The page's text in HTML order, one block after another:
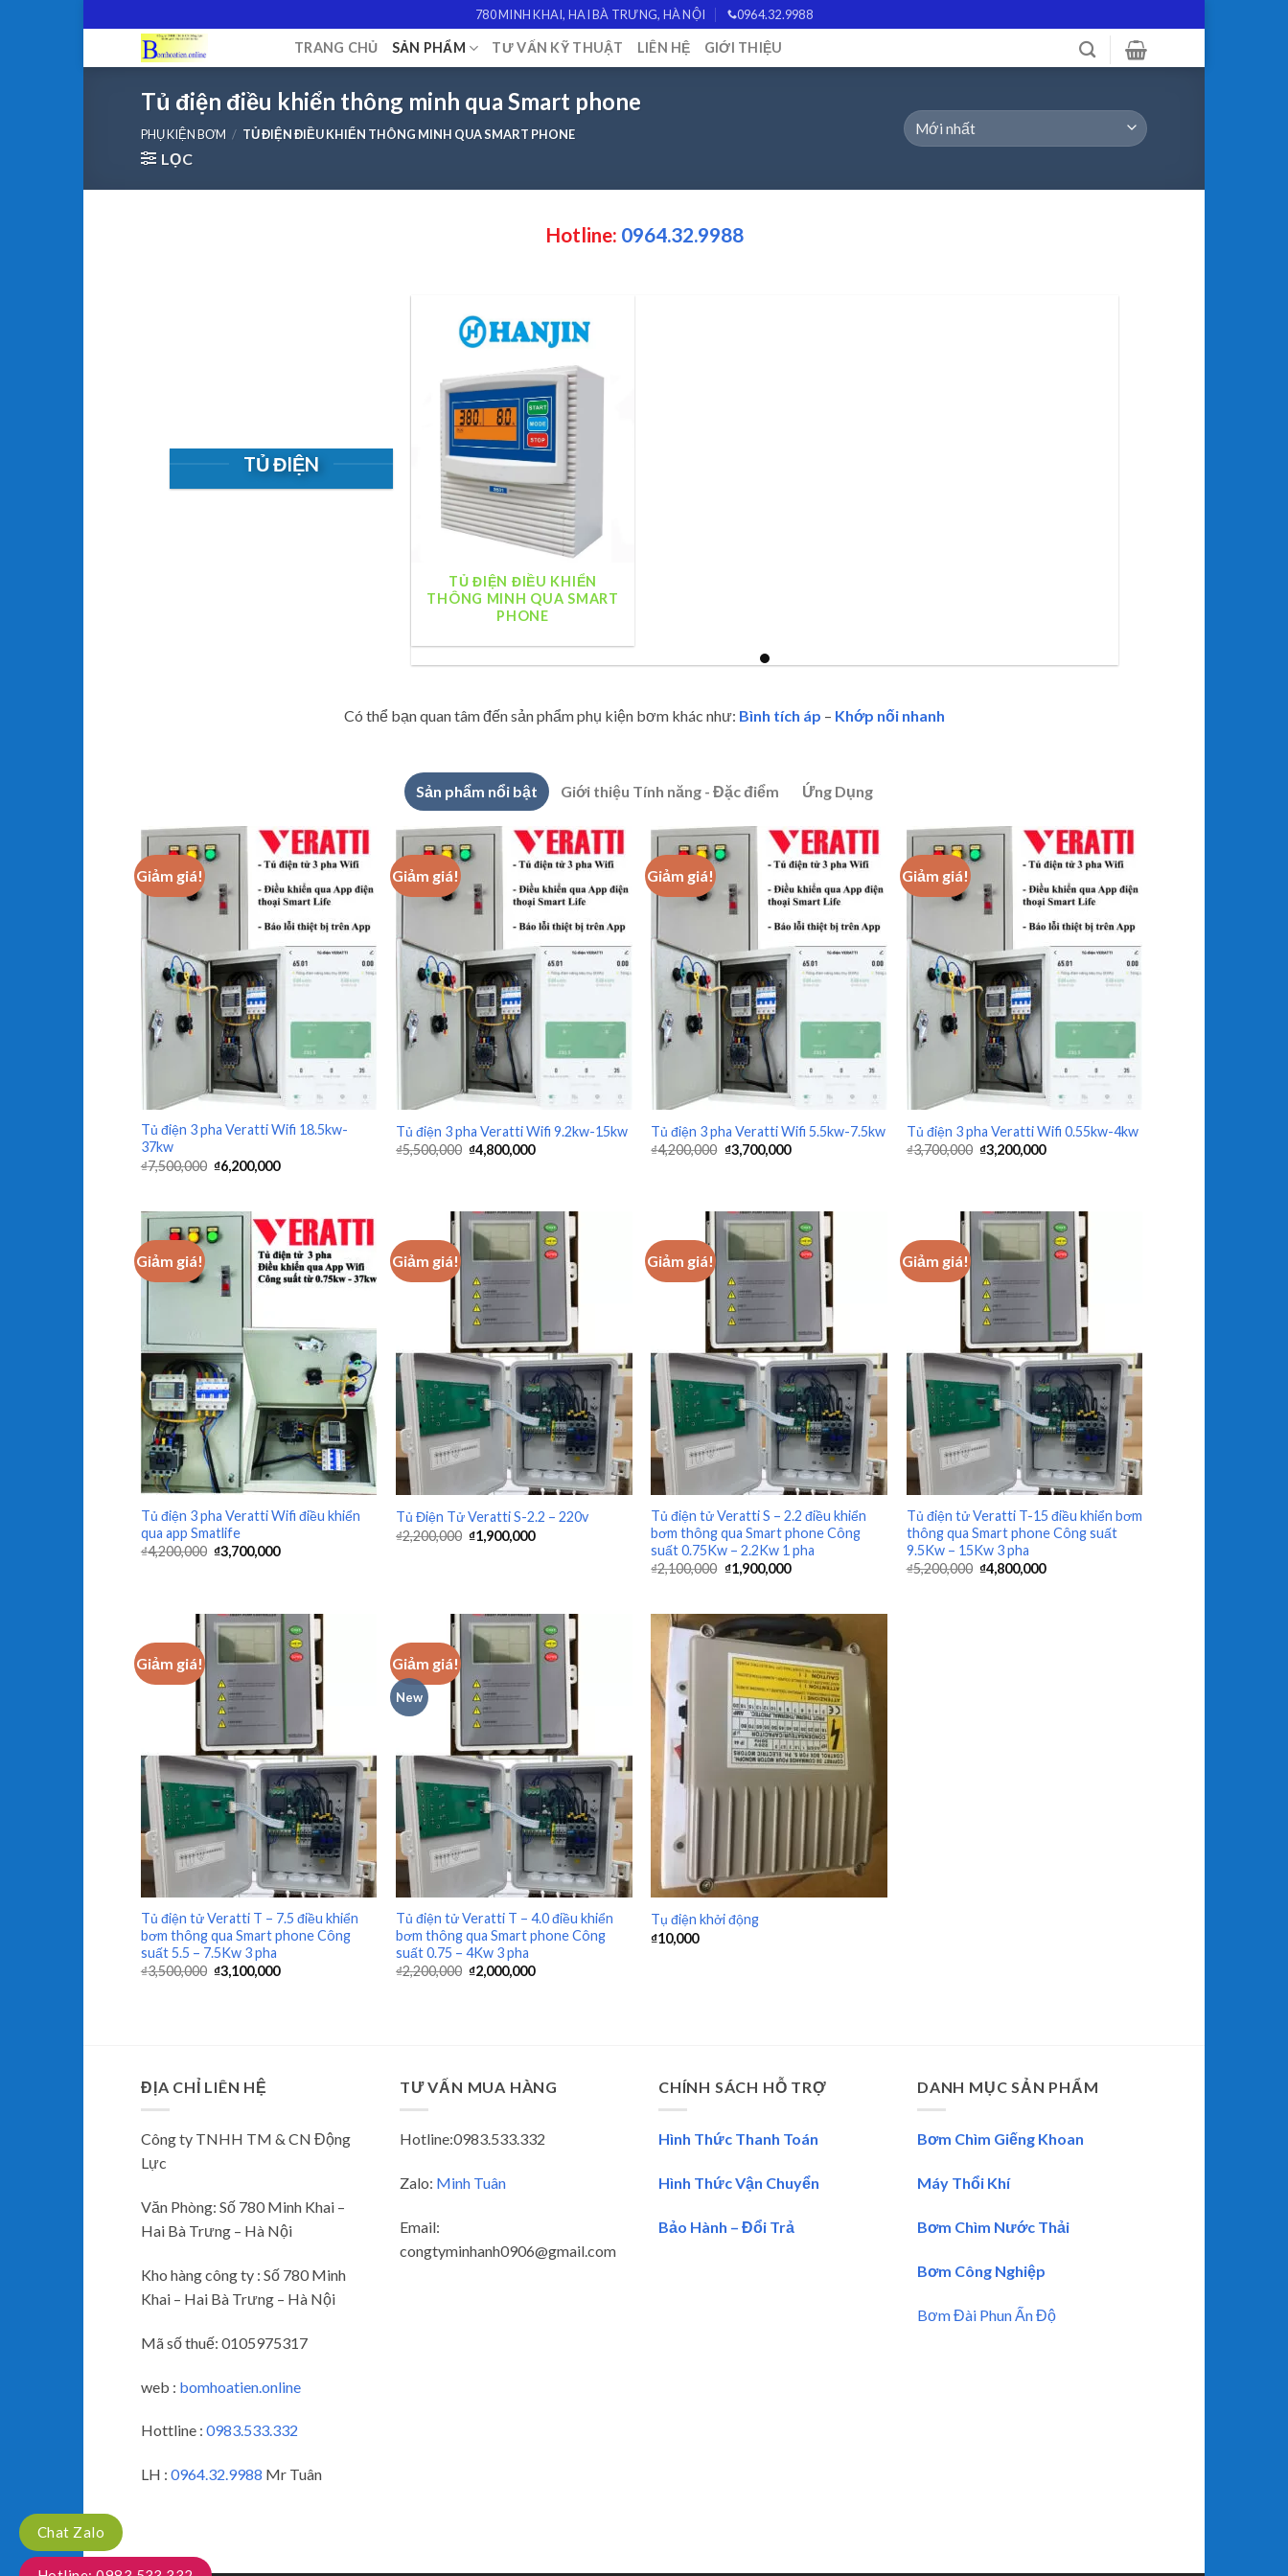
780 MINH KHAI, HAI BÀ TRƯNG, HÀ NỘI 0964.32.9988
TRANG CHỦ SẢN PHẨM TƯ VẤN KỸ THUẬT LIÊN HỆ GIỚI THIỆU
Tủ điện điều khiển thông minh qua Smart phone
PHỤ KIỆN BƠM / TỦ ĐIỆN ĐIỀU KHIỂN THÔNG MINH QUA SMART PHONE
LỌC
Hotline: 0964.32.9988
TỦ ĐIỆN
TỦ ĐIỆN ĐIỀU KHIỂN
THÔNG MINH QUA SMART
PHONE
Có thể bạn quan tâm đến sản phẩm phụ kiện bơm khác như: Bình tích áp – Khớp nối nhanh
Sản phẩm nổi bật Giới thiệu Tính năng - Đặc điểm Ứng Dụng
Giảm giá!
Tủ điện 3 pha Veratti Wifi 18.5kw-
37kw
₫7,500,000 ₫6,200,000
Giảm giá!
Tủ điện 3 pha Veratti Wifi 9.2kw-15kw
₫5,500,000 ₫4,800,000
Giảm giá!
Tủ điện 3 pha Veratti Wifi 5.5kw-7.5kw
₫4,200,000 ₫3,700,000
Giảm giá!
Tủ điện 3 pha Veratti Wifi 0.55kw-4kw
₫3,700,000 ₫3,200,000
Giảm giá!
+
Tủ điện 3 pha Veratti Wifi điều khiển
qua app Smatlife
₫4,200,000 ₫3,700,000
Giảm giá!
Tủ Điện Tử Veratti S-2.2 – 220v
₫2,200,000 ₫1,900,000
Giảm giá!
Tủ điện tử Veratti S – 2.2 điều khiển
bơm thông qua Smart phone Công
suất 0.75Kw – 2.2Kw 1 pha
₫2,100,000 ₫1,900,000
Giảm giá!
Tủ điện tử Veratti T-15 điều khiển bơm
thông qua Smart phone Công suất
9.5Kw – 15Kw 3 pha
₫5,200,000 ₫4,800,000
Giảm giá!
Tủ điện tử Veratti T – 7.5 điều khiển
bơm thông qua Smart phone Công
suất 5.5 – 7.5Kw 3 pha
₫3,500,000 ₫3,100,000
Giảm giá!
New
Tủ điện tử Veratti T – 4.0 điều khiển
bơm thông qua Smart phone Công
suất 0.75 – 4Kw 3 pha
₫2,200,000 ₫2,000,000
Tụ điện khởi động
₫10,000
Chat Zalo
ĐỊA CHỈ LIÊN HỆ
Công ty TNHH TM & CN Động
Lực
Văn Phòng: Số 780 Minh Khai –
Hai Bà Trưng – Hà Nội
Kho hàng công ty : Số 780 Minh
Khai – Hai Bà Trưng – Hà Nội
Mã số thuế: 0105975317
web : bomhoatien.online
Hottline : 0983.533.332
LH : 0964.32.9988 Mr Tuân
TƯ VẤN MUA HÀNG
Hotline:0983.533.332
Zalo: Minh Tuân
Email:
congtyminhanh0906@gmail.com
CHÍNH SÁCH HỖ TRỢ
Hình Thức Thanh Toán
Hình Thức Vận Chuyển
Bảo Hành – Đổi Trả
DANH MỤC SẢN PHẨM
Bơm Chìm Giếng Khoan
Máy Thổi Khí
Bơm Chìm Nước Thải
Bơm Công Nghiệp
Bơm Đài Phun Ấn Độ